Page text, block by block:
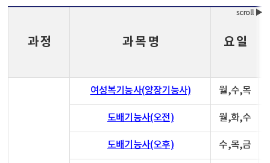
과 정 과 목 명 요 일
여성복기능사(양장기능사) 월,수,목
도배기능사(오전) 월,화,수
도배기능사(오후) 수,목,금